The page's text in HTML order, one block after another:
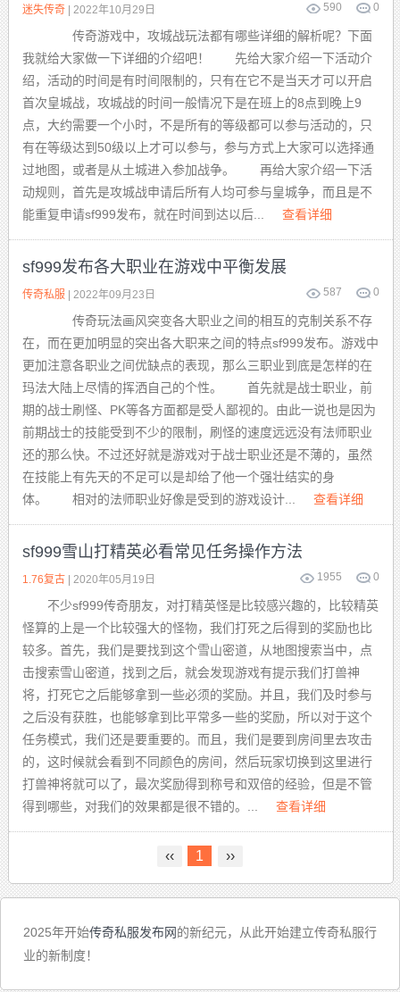
590 0
迷失传奇| 2022年10月29日
传奇游戏中，攻城战玩法都有哪些详细的解析呢？下面
我就给大家做一下详细的介绍吧！ 先给大家介绍一下活动介
绍，活动的时间是有时间限制的，只有在它不是当天才可以开启
首次皇城战，攻城战的时间一般情况下是在班上的8点到晚上9
点，大约需要一个小时，不是所有的等级都可以参与活动的，只
有在等级达到50级以上才可以参与，参与方式上大家可以选择通
过地图，或者是从土城进入参加战争。 再给大家介绍一下活
动规则，首先是攻城战申请后所有人均可参与皇城争，而且是不
能重复申请sf999发布，就在时间到达以后...
查看详细
sf999发布各大职业在游戏中平衡发展
587 0
传奇私服| 2022年09月23日
传奇玩法画风突变各大职业之间的相互的克制关系不存
在，而在更加明显的突出各大职来之间的特点sf999发布。游戏中
更加注意各职业之间优缺点的表现，那么三职业到底是怎样的在
玛法大陆上尽情的挥洒自己的个性。 首先就是战士职业，前
期的战士刷怪、PK等各方面都是受人鄙视的。由此一说也是因为
前期战士的技能受到不少的限制，刷怪的速度远远没有法师职业
还的那么快。不过还好就是游戏对于战士职业还是不薄的，虽然
在技能上有先天的不足可以是却给了他一个强壮结实的身
体。 相对的法师职业好像是受到的游戏设计...
查看详细
sf999雪山打精英必看常见任务操作方法
1955 0
1.76复古| 2020年05月19日
不少sf999传奇朋友，对打精英怪是比较感兴趣的，比较精英
怪算的上是一个比较强大的怪物，我们打死之后得到的奖励也比
较多。首先，我们是要找到这个雪山密道，从地图搜索当中，点
击搜索雪山密道，找到之后，就会发现游戏有提示我们打兽神
将，打死它之后能够拿到一些必须的奖励。并且，我们及时参与
之后没有获胜，也能够拿到比平常多一些的奖励，所以对于这个
任务模式，我们还是要重要的。而且，我们是要到房间里去攻击
的，这时候就会看到不同颜色的房间，然后玩家切换到这里进行
打兽神将就可以了，最次奖励得到称号和双倍的经验，但是不管
得到哪些，对我们的效果都是很不错的。...
查看详细
‹‹ 1 ››
2025年开始传奇私服发布网的新纪元，从此开始建立传奇私服行
业的新制度！